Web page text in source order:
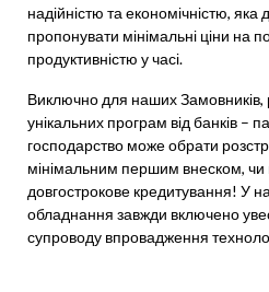
надійністю та економічністю, яка
пропонувати мінімальні ціни на
продуктивністю у часі.
Виключно для наших Замовників,
унікальних програм від банків –
господарство може обрати
мінімальним першим внеском, чи
довгострокове кредитування! У
обладнання завжди включено
супроводу впровадження